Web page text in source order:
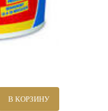
В КОРЗИНУ